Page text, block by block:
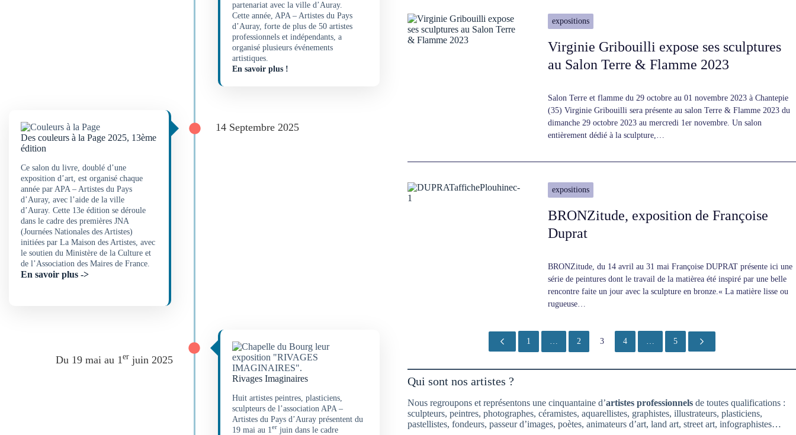
partenariat avec la ville d’Auray.
Cette année, APA – Artistes du Pays
d’Auray, forte de plus de 50 artistes
professionnels et indépendants, a
organisé plusieurs événements
artistiques.
En savoir plus !
14 Septembre 2025
Des couleurs à la Page 2025, 13ème
édition
Ce salon du livre, doublé d’une
exposition d’art, est organisé chaque
année par APA – Artistes du Pays
d’Auray, avec l’aide de la ville
d’Auray. Cette 13e édition se déroule
dans le cadre des premières JNA
(Journées Nationales des Artistes)
initiées par La Maison des Artistes, avec
le soutien du Ministère de la Culture et
de l’Association des Maires de France.
En savoir plus ->
Du 19 mai au 1 er juin 2025
Rivages Imaginaires
Huit artistes peintres, plasticiens,
sculpteurs de l’association APA –
Artistes du Pays d’Auray présentent du
19 mai au 1erjuin dans le cadre
expositions
Virginie Gribouilli expose ses sculptures
au Salon Terre & Flamme 2023
Salon Terre et flamme du 29 octobre au 01 novembre 2023 à Chantepie
(35) Virginie Gribouilli sera présente au salon Terre & Flamme 2023 du
dimanche 29 octobre 2023 au mercredi 1er novembre. Un salon
entièrement dédié à la sculpture,…
expositions
BRONZitude, exposition de Françoise
Duprat
BRONZitude, du 14 avril au 31 mai Françoise DUPRAT présente ici une
série de peintures dont le travail de la matièrea été inspiré par une belle
rencontre faite un jour avec la sculpture en bronze.« La matière lisse ou
rugueuse…
1 2 3 4 5
Qui sont nos artistes ?
Nous regroupons et représentons une cinquantaine d’artistes professionnels de toutes qualifications :
sculpteurs, peintres, photographes, céramistes, aquarellistes, graphistes, illustrateurs, plasticiens,
pastellistes, fondeurs, passeur d’images, poètes, animateurs d’art, land art, street art, infographistes…